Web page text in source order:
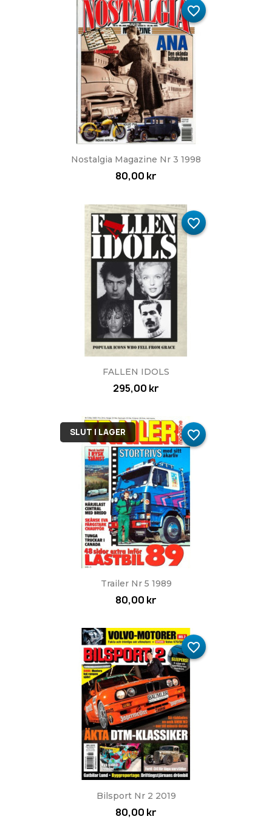
Nostalgia Magazine Nr 3 1998
80,00 kr
favorite_border
FALLEN IDOLS
295,00 kr
favorite_border
Trailer Nr 5 1989
80,00 kr
SLUT I LAGER favorite_border
Bilsport Nr 2 2019
80,00 kr
favorite_border